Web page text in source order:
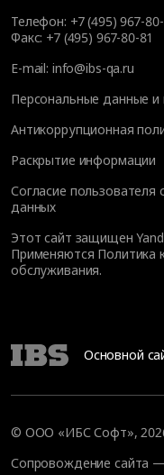
Телефон: +7 (495) 967-
Факс: +7 (495) 967-80-81
E-mail: info@ibs-qa.ru
Персональные данные и
Антикоррупционная
Раскрытие информации
Согласие пользователя
данных
Этот сайт защищен
Применяются Политика
обслуживания.
Основной
© ООО «ИБС Софт»,
Сопровождение сайта —